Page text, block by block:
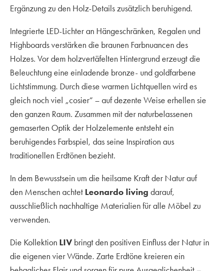
Ergänzung zu den Holz-Details zusätzlich beruhigend.
Integrierte LED-Lichter an Hängeschränken, Regalen und
Highboards verstärken die braunen Farbnuancen des
Holzes. Vor dem holzvertäfelten Hintergrund erzeugt die
Beleuchtung eine einladende bronze- und goldfarbene
Lichtstimmung. Durch diese warmen Lichtquellen wird es
gleich noch viel „cosier“ – auf dezente Weise erhellen sie
den ganzen Raum. Zusammen mit der naturbelassenen
gemaserten Optik der Holzelemente entsteht ein
beruhigendes Farbspiel, das seine Inspiration aus
traditionellen Erdtönen bezieht.
In dem Bewusstsein um die heilsame Kraft der Natur auf
den Menschen achtet Leonardo living darauf,
ausschließlich nachhaltige Materialien für alle Möbel zu
verwenden.
Die Kollektion LIV bringt den positiven Einfluss der Natur in
die eigenen vier Wände. Zarte Erdtöne kreieren ein